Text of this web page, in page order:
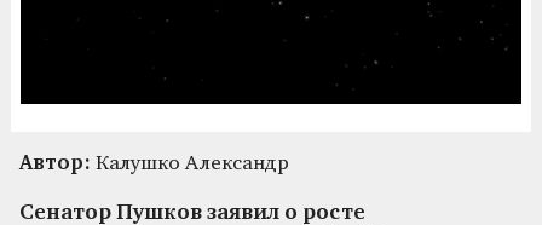
Автор: Калушко Александр
Сенатор Пушков заявил о росте